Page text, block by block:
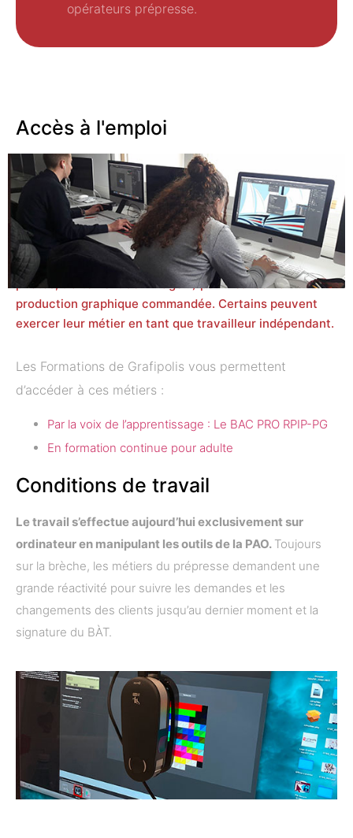
opérateurs prépresse.
Accès à l'emploi
La profession recrute des infographistes plurimédia qui
sont des bons techniciens.La création est souvent
traitée par ailleurs dans les agences de communication
ou de publicité. Dans les industries graphiques, la
technique est partout. L’infographiste plurimédia
travaille seul et peut sous-traiter des tâches (achat de
photos, traitement de l'image...) pour réaliser la
production graphique commandée. Certains peuvent
exercer leur métier en tant que travailleur indépendant.
Les Formations de Grafipolis vous permettent
d’accéder à ces métiers :
Par la voix de l’apprentissage : Le BAC PRO RPIP-PG
En formation continue pour adulte
Conditions de travail
Le travail s’effectue aujourd’hui exclusivement sur
ordinateur en manipulant les outils de la PAO. Toujours
sur la brèche, les métiers du prépresse demandent une
grande réactivité pour suivre les demandes et les
changements des clients jusqu’au dernier moment et la
signature du BÀT.